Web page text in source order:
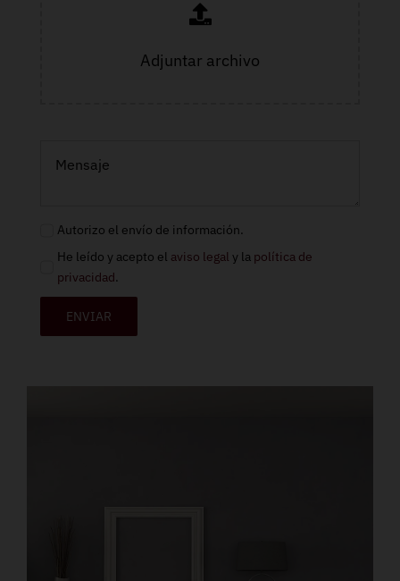
Adjuntar archivo
Autorizo el envío de información.
He leído y acepto el aviso legal y la política de
privacidad.
ENVIAR